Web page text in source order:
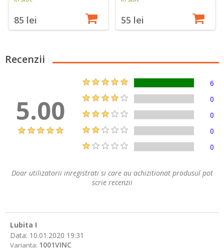
85 lei 55 lei
Recenzii
5.00
6
0
0
0
0
Doar utilizatorii inregistrati si care au achizitionat produsul pot
scrie recenzii
Lubita I
Data: 10.01.2020 19:31
Varianta: 1001VINC